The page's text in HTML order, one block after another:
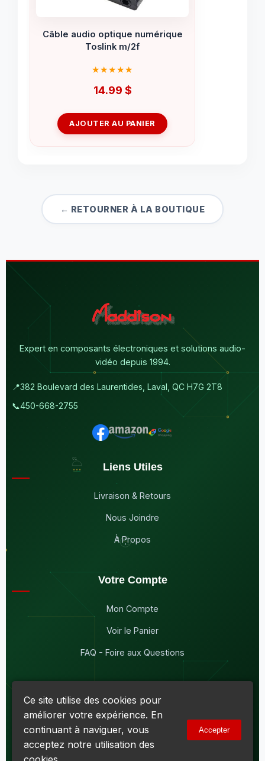
Câble audio optique numérique
Toslink m/2f
14.99 $
AJOUTER AU PANIER
← RETOURNER À LA BOUTIQUE
Expert en composants électroniques et solutions audio-
vidéo depuis 1994.
📍382 Boulevard des Laurentides, Laval, QC H7G 2T8
📞450-668-2755
Liens Utiles
Livraison & Retours
Nous Joindre
À Propos
Votre Compte
Mon Compte
Voir le Panier
FAQ - Foire aux Questions
© 2026Maddison Électronique Inc.
Politique de confidentialité & Cookies|
Conditions d'utilisation
Numéro d'entreprise du Québec (NEQ) :
R138919030RT0001 • TVQ : 10-1702-3051TQ0001
Ce site utilise des cookies pour
améliorer votre expérience. En
continuant à naviguer, vous
acceptez notre utilisation des
Accepter